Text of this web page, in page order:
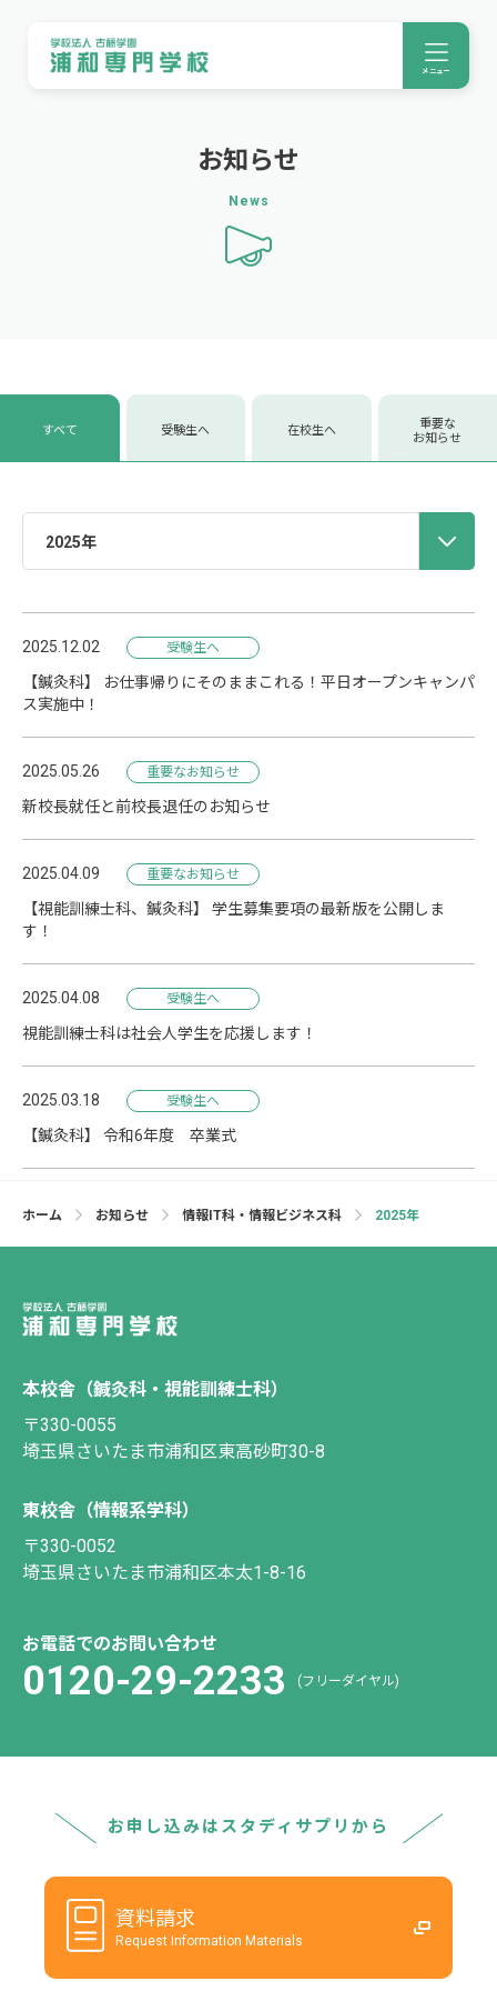
メニュー
お知らせ
News
すべて 受験生へ 在校生へ
重要な
お知らせ
2025年
2025.12.02 受験生へ
【鍼灸科】 お仕事帰りにそのままこれる！平日オープンキャンパ
ス実施中！
2025.05.26 重要なお知らせ
新校長就任と前校長退任のお知らせ
2025.04.09 重要なお知らせ
【視能訓練士科、鍼灸科】 学生募集要項の最新版を公開しま
す！
2025.04.08 受験生へ
視能訓練士科は社会人学生を応援します！
2025.03.18 受験生へ
【鍼灸科】 令和6年度 卒業式
ホーム お知らせ 情報IT科・情報ビジネス科 2025年
本校舎（鍼灸科・視能訓練士科）
〒330-0055
埼玉県さいたま市浦和区東高砂町30-8
東校舎（情報系学科）
〒330-0052
埼玉県さいたま市浦和区本太1-8-16
お電話でのお問い合わせ
0120-29-2233 (フリーダイヤル)
お申し込みはスタディサプリから
資料請求
Request Information Materials